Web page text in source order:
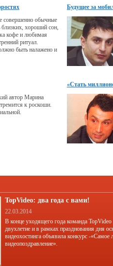
совершенно обычные
хороший сон,
кофе и любимая
ритуал.
быть налажено и
Будущее за
автор Марина
к роскоши.
«Стать
TopVideo: два года с вами!
22.03.2014
В конце уходящего года команда TopVideo
двухлетие и в рамках празднования дня
видеохостинга объявила конкурс -«Самое
видеопоздравление».